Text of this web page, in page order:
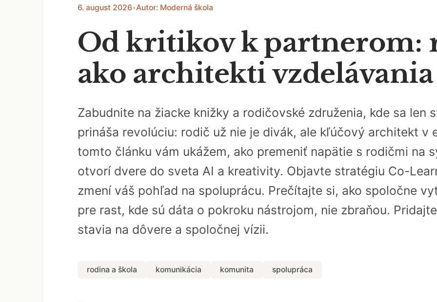
6. august 2026•Autor: Moderná škola
Od kritikov k partnerom:
ako architekti
Zabudnite na žiacke knižky a rodičovské združenia, kde sa len
prináša revolúciu: rodič už nie je divák, ale kľúčový architekt v
tomto článku vám ukážem, ako premeniť napätie s rodičmi na
otvorí dvere do sveta AI a kreativity. Objavte stratégiu Co-
zmení váš pohľad na spoluprácu. Prečítajte si, ako spoločne
pre rast, kde sú dáta o pokroku nástrojom, nie zbraňou.
stavia na dôvere a spoločnej vízii.
rodina a škola komunikácia komunita spolupráca